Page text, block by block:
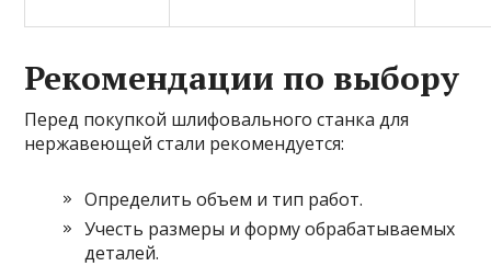
Рекомендации по выбору
Перед покупкой шлифовального станка для
нержавеющей стали рекомендуется:
Определить объем и тип работ.
Учесть размеры и форму обрабатываемых
деталей.